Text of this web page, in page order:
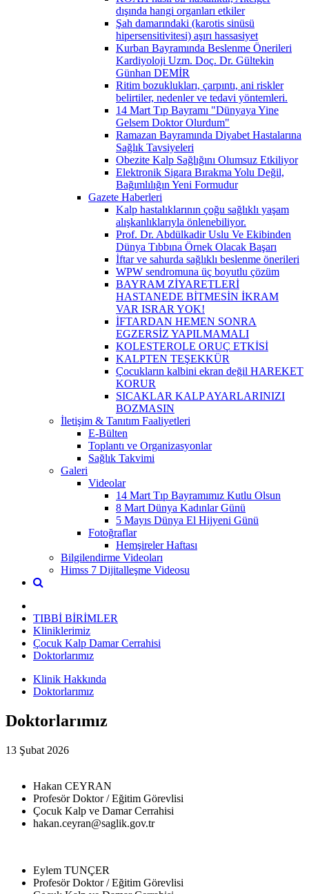
dışında hangi organları etkiler
Şah damarındaki (karotis sinüsü
hipersensitivitesi) aşırı hassasiyet
Kurban Bayramında Beslenme Önerileri
Kardiyoloji Uzm. Doç. Dr. Gültekin
Günhan DEMİR
Ritim bozuklukları, çarpıntı, ani riskler
belirtiler, nedenler ve tedavi yöntemleri.
14 Mart Tıp Bayramı "Dünyaya Yine
Gelsem Doktor Olurdum"
Ramazan Bayramında Diyabet Hastalarına
Sağlık Tavsiyeleri
Obezite Kalp Sağlığını Olumsuz Etkiliyor
Elektronik Sigara Bırakma Yolu Değil,
Bağımlılığın Yeni Formudur
Gazete Haberleri
Kalp hastalıklarının çoğu sağlıklı yaşam
alışkanlıklarıyla önlenebiliyor.
Prof. Dr. Abdülkadir Uslu Ve Ekibinden
Dünya Tıbbına Örnek Olacak Başarı
İftar ve sahurda sağlıklı beslenme önerileri
WPW sendromuna üç boyutlu çözüm
BAYRAM ZİYARETLERİ
HASTANEDE BİTMESİN İKRAM
VAR ISRAR YOK!
İFTARDAN HEMEN SONRA
EGZERSİZ YAPILMAMALI
KOLESTEROLE ORUÇ ETKİSİ
KALPTEN TEŞEKKÜR
Çocukların kalbini ekran değil HAREKET
KORUR
SICAKLAR KALP AYARLARINIZI
BOZMASIN
İletişim & Tanıtım Faaliyetleri
E-Bülten
Toplantı ve Organizasyonlar
Sağlık Takvimi
Galeri
Videolar
14 Mart Tıp Bayramımız Kutlu Olsun
8 Mart Dünya Kadınlar Günü
5 Mayıs Dünya El Hijyeni Günü
Fotoğraflar
Hemşireler Haftası
Bilgilendirme Videoları
Himss 7 Dijitalleşme Videosu
TIBBİ BİRİMLER
Kliniklerimiz
Çocuk Kalp Damar Cerrahisi
Doktorlarımız
Klinik Hakkında
Doktorlarımız
Doktorlarımız
13 Şubat 2026
Hakan CEYRAN
Profesör Doktor / Eğitim Görevlisi
Çocuk Kalp ve Damar Cerrahisi
hakan.ceyran@saglik.gov.tr
Eylem TUNÇER
Profesör Doktor / Eğitim Görevlisi